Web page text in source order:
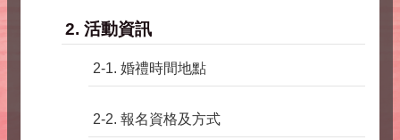
2. 活動資訊
2-1. 婚禮時間地點
2-2. 報名資格及方式